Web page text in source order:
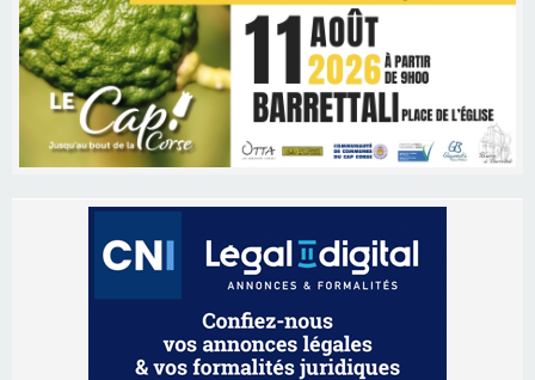
Les brèves
Ucciani – Marché des producteurs à Cruculi le